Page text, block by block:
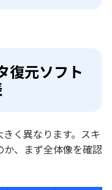
復元ソフト
きく異なります。スキ
、まず全体像を確認